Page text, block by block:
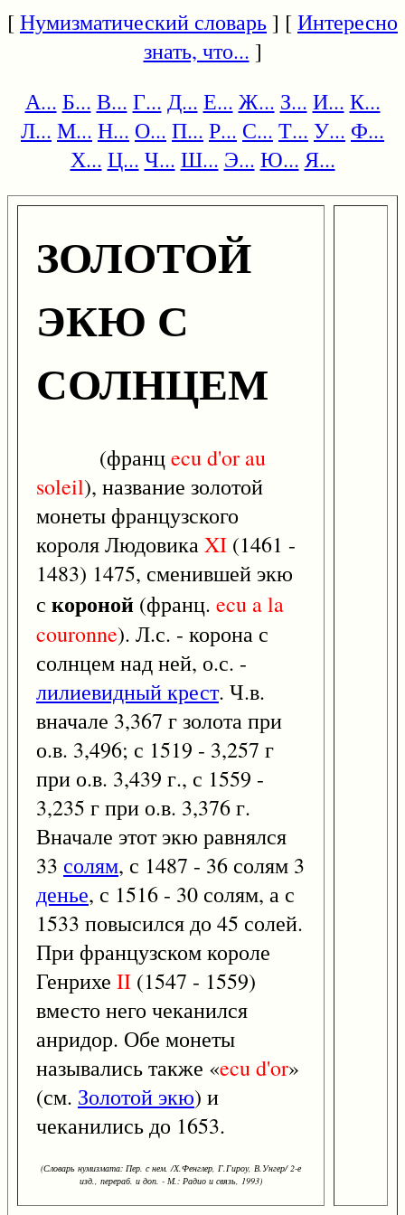
[Нумизматический словарь] [Интересно
знать, что... ]
А... Б... В... Г... Д... Е... Ж... З... И... К...
Л... М... Н... О... П... Р... С... Т... У... Ф...
Х... Ц... Ч... Ш... Э... Ю... Я...
ЗОЛОТОЙ
ЭКЮ С
СОЛНЦЕМ
(францecud'or au
soleil), название золотой
монеты французского
короля ЛюдовикаXI (1461 -
1483) 1475, сменившей экю
с короной (франц. ecu ala
couronne). Л.с. - корона с
солнцем над ней, о.с. -
лилиевидный крест. Ч.в.
вначале 3,367 г золота при
о.в. 3,496; с 1519 - 3,257 г
при о.в. 3,439 г., с 1559 -
3,235 г при о.в. 3,376 г.
Вначале этот экю равнялся
33 солям, с 1487 - 36 солям 3
денье, с 1516 - 30 солям, а с
1533 повысился до 45 солей.
При французском короле
Генрихе II (1547 - 1559)
вместо него чеканился
анридор. Обе монеты
назывались также «ecud'or»
(см. Золотой экю) и
чеканились до 1653.
(Словарь нумизмата: Пер. с нем. /Х.Фенглер, Г.Гироу, В.Унгер/ 2-е
изд., перераб. и доп. - М.: Радио и связь, 1993)